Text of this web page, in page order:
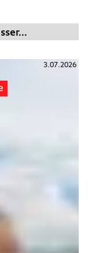
3.07.2026